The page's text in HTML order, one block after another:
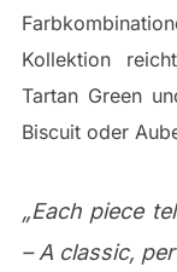
Kollektion
Tartan Green
Biscuit oder
„Each piece
– A classic,